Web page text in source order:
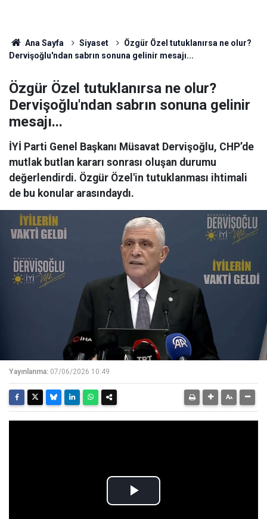
Ana Sayfa Siyaset
Özgür Özel tutuklanırsa ne olur?
Dervişoğlu'ndan sabrın sonuna gelinir mesajı...
Özgür Özel tutuklanırsa ne olur?
Dervişoğlu'ndan sabrın sonuna gelinir
mesajı...
İYİ Parti Genel Başkanı Müsavat Dervişoğlu, CHP’de
mutlak butlan kararı sonrası oluşan durumu
değerlendirdi. Özgür Özel'in tutuklanması ihtimali
de bu konular arasındaydı.
Yayınlanma: 07/06/2026 10:49